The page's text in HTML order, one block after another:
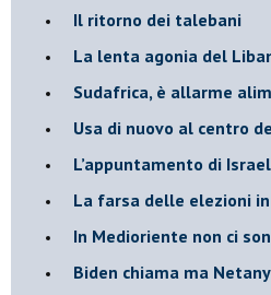
Il ritorno dei talebani
​La lenta agonia del
Sudafrica, è allarme
Usa di nuovo al centro
L’appuntamento di
La farsa delle elezioni
In Medioriente non ci
Biden chiama ma